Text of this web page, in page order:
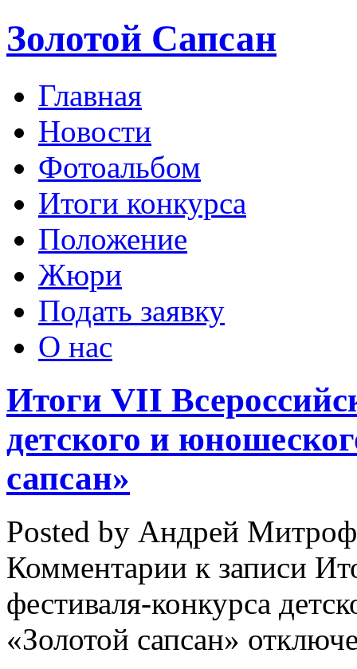
Золотой Сапсан
Главная
Новости
Фотоальбом
Итоги конкурса
Положение
Жюри
Подать заявку
О нас
Итоги VII
детского и
сапсан»
Posted by Андрей
Комментарии к записи
фестиваля-конкурса
«Золотой сапсан»